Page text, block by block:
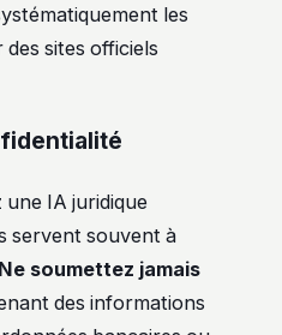
les
sites officiels
une IA juridique
servent souvent à
Ne soumettez jamais
des informations